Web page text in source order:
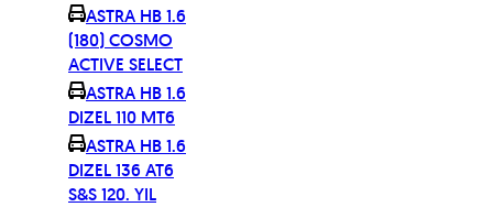
ASTRA HB 1.6
(180) COSMO
ACTIVE SELECT
ASTRA HB 1.6
DIZEL 110 MT6
ASTRA HB 1.6
DIZEL 136 AT6
S&S 120. YIL